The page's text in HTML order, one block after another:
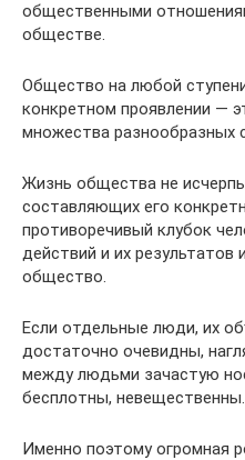
общественными
обществе.
Общество на любой
конкретном проявлении —
множества разнообразных
Жизнь общества не
составляющих его
противоречивый клубок
действий и их результатов
общество.
Если отдельные люди, их
достаточно очевидны,
между людьми зачастую
бесплотны, невещественны.
Именно поэтому огромная